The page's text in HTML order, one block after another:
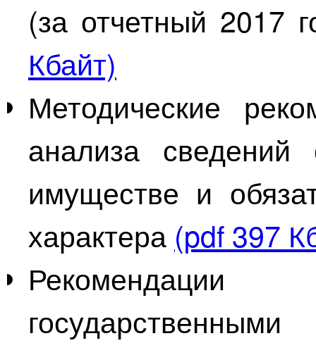
(за отчетный 2017
Кбайт)
Методические
анализа
имуществе и
характера (pdf 397